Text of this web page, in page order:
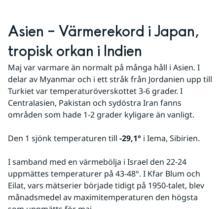
Asien – Värmerekord i Japan,
tropisk orkan i Indien
Maj var varmare än normalt på många håll i Asien. I
delar av Myanmar och i ett stråk från Jordanien upp till
Turkiet var temperaturöverskottet 3-6 grader. I
Centralasien, Pakistan och sydöstra Iran fanns
områden som hade 1-2 grader kyligare än vanligt.
Den 1 sjönk temperaturen till -29,1° i Iema, Sibirien.
I samband med en värmebölja i Israel den 22-24
uppmättes temperaturer på 43-48°. I Kfar Blum och
Eilat, vars mätserier började tidigt på 1950-talet, blev
månadsmedel av maximitemperaturen den högsta